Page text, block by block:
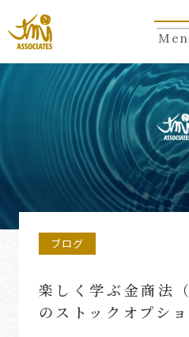
ブログ
楽しく学ぶ金商法
のストックオプシ